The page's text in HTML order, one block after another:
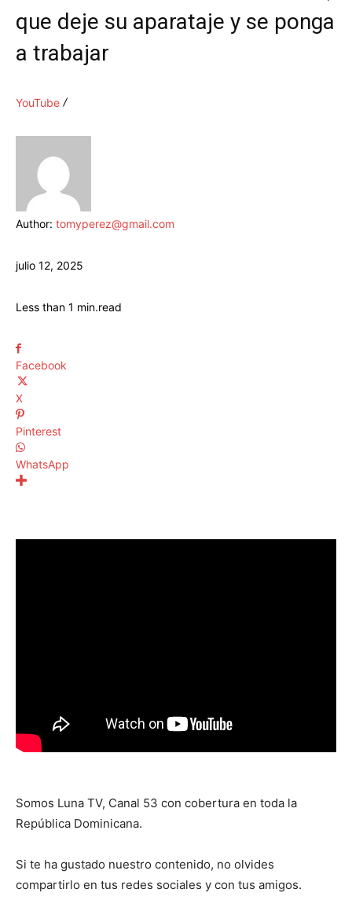
que deje su aparataje y se ponga
a trabajar
YouTube
Author: tomyperez@gmail.com
julio 12, 2025
Less than 1 min.read
Facebook
X
Pinterest
WhatsApp
Somos Luna TV, Canal 53 con cobertura en toda la
República Dominicana.
Si te ha gustado nuestro contenido, no olvides
compartirlo en tus redes sociales y con tus amigos.